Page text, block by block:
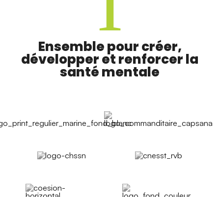
Ensemble pour créer,
développer et renforcer la
santé mentale